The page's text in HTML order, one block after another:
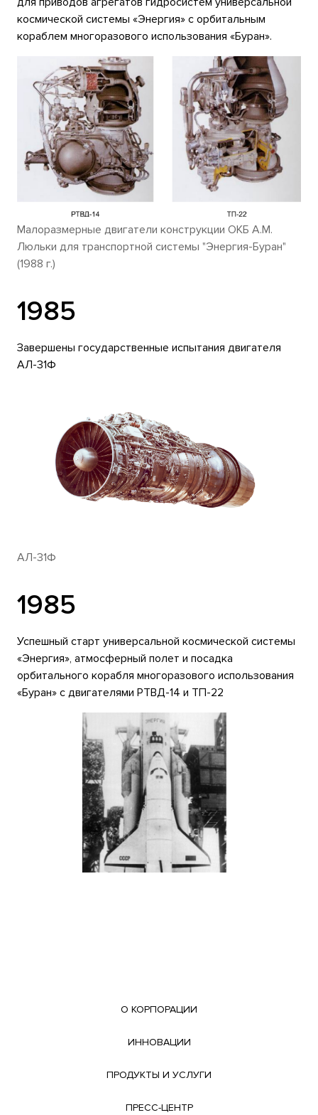
космической системы «Энергия» с орбитальным
кораблем многоразового использования «Буран».
Малоразмерные двигатели конструкции ОКБ А.М.
Люльки для транспортной системы "Энергия-Буран"
(1988 г.)
1985
Завершены государственные испытания двигателя
АЛ-31Ф
АЛ-31Ф
1985
Успешный старт универсальной космической системы
«Энергия», атмосферный полет и посадка
орбитального корабля многоразового использования
«Буран» с двигателями РТВД-14 и ТП-22
О КОРПОРАЦИИ
ИННОВАЦИИ
ПРОДУКТЫ И УСЛУГИ
ПРЕСС-ЦЕНТР